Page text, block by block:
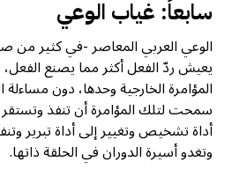
سابعاً: غياب الوعي
الوعي العربي المعاصر -في كثير من
يعيش ردّ الفعل أكثر مما يصنع الفعل،
المؤامرة الخارجية وحدها، دون مساءلة
سمحت لتلك المؤامرة أن تنفذ
أداة تشخيص وتغيير إلى أداة تبرير
وتغدو أسيرة الدوران في الحلقة ذاتها.